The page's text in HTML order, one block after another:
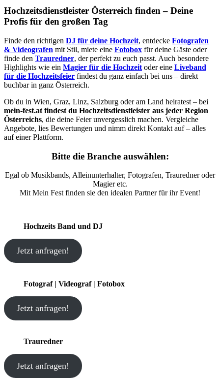
Hochzeitsdienstleister Österreich finden – Deine
Profis für den großen Tag
Finde den richtigen DJ für deine Hochzeit, entdecke Fotografen
& Videografen mit Stil, miete eine Fotobox für deine Gäste oder
finde den Trauredner, der perfekt zu euch passt. Auch besondere
Highlights wie ein Magier für die Hochzeit oder eine Liveband
für die Hochzeitsfeier findest du ganz einfach bei uns – direkt
buchbar in ganz Österreich.
Ob du in Wien, Graz, Linz, Salzburg oder am Land heiratest – bei
mein-fest.at findest du Hochzeitsdienstleister aus jeder Region
Österreichs, die deine Feier unvergesslich machen. Vergleiche
Angebote, lies Bewertungen und nimm direkt Kontakt auf – alles
auf einer Plattform.
Bitte die Branche auswählen:
Egal ob Musikbands, Alleinunterhalter, Fotografen, Trauredner oder
Magier etc.
Mit Mein Fest finden sie den idealen Partner für ihr Event!
Hochzeits Band und DJ
Jetzt anfragen!
Fotograf | Videograf | Fotobox
Jetzt anfragen!
Trauredner
Jetzt anfragen!